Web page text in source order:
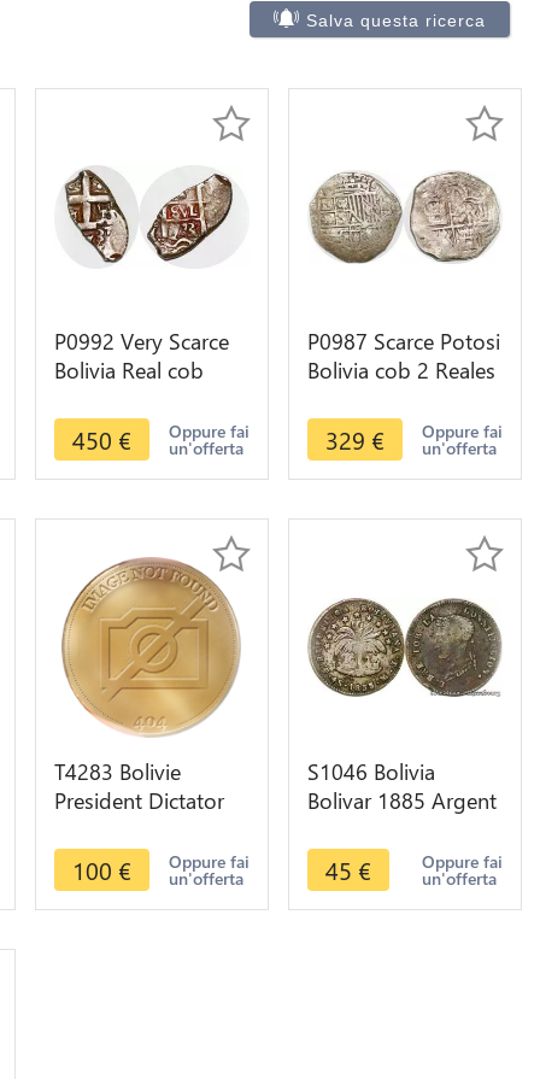
Salva questa ricerca
P0992 Very Scarce
Bolivia Real cob
Coin ->M offer
450 € Oppure fai
un'offerta
P0987 Scarce Potosi
Bolivia cob 2 Reales
Silver
329 € Oppure fai
un'offerta
T4283 Bolivie
President Dictator
Potosi Silver ->
Make offer
100 € Oppure fai
un'offerta
S1046 Bolivia
Bolivar 1885 Argent
45 € Oppure fai
un'offerta